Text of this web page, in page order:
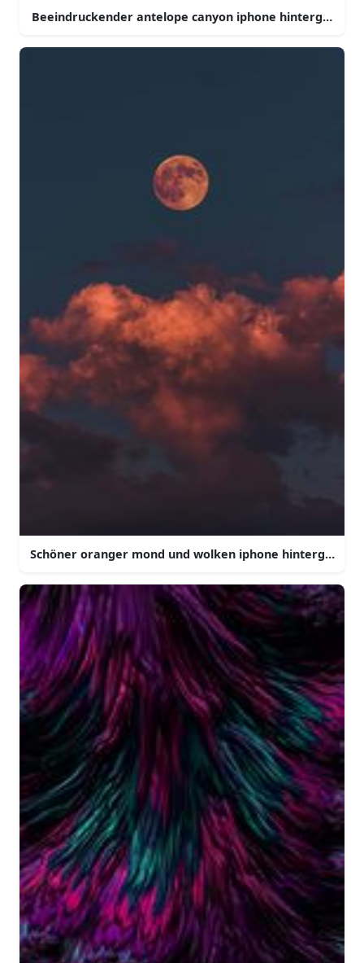
Beeindruckender antelope canyon iphone hintergrund
Schöner oranger mond und wolken iphone hintergrund